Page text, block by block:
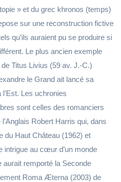
» et du grec khronos (temps)
sur une reconstruction fictive
qu’ils auraient pu se produire si
Le plus ancien exemple
Titus Livius (59 av. J.-C.)
le Grand ait lancé sa
l’Est. Les uchronies
sont celles des romanciers
Robert Harris qui, dans
du Haut Château (1962) et
intrigue au cœur d’un monde
aurait remporté la Seconde
Roma Æterna (2003) de